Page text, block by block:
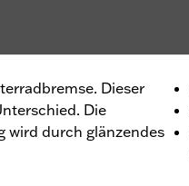
Dieser
Die
wird durch glänzendes